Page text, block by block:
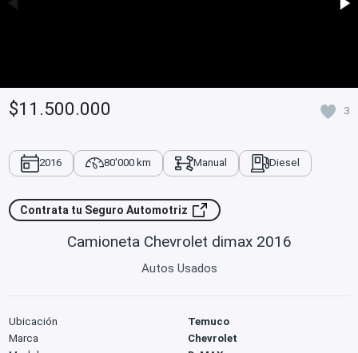
$11.500.000 3
2016 80'000 km Manual Diesel
Contrata tu Seguro Automotriz
Camioneta Chevrolet dimax 2016
Autos Usados
Ubicación
Temuco
Marca
Chevrolet